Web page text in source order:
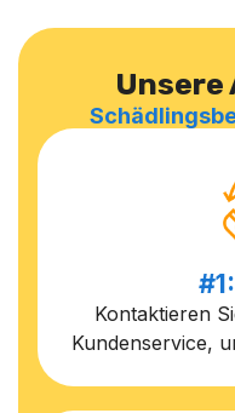
Kontaktieren
Kundenservice,